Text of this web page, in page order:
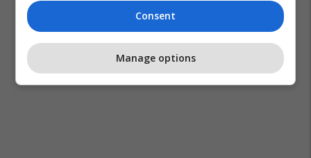
Consent
Manage options